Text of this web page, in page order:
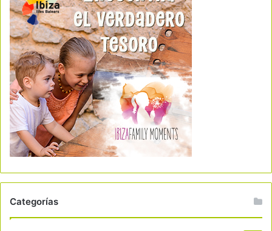
Categorías